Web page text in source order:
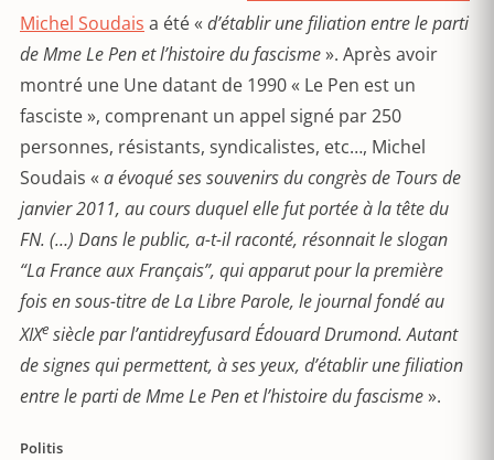
Michel Soudais a été « d’établir une filiation entre le parti
de Mme Le Pen et l’histoire du fascisme». Après avoir
montré une Une datant de 1990 « Le Pen est un
fasciste », comprenant un appel signé par 250
personnes, résistants, syndicalistes, etc…, Michel
Soudais « a évoqué ses souvenirs du congrès de Tours de
janvier 2011, au cours duquel elle fut portée à la tête du
FN. (…) Dans le public, a-t-il raconté, résonnait le slogan
“La France aux Français”, qui apparut pour la première
fois en sous-titre de La Libre Parole, le journal fondé au
XIXe siècle par l’antidreyfusard Édouard Drumond. Autant
de signes qui permettent, à ses yeux, d’établir une filiation
entre le parti de Mme Le Pen et l’histoire du fascisme».
Politis